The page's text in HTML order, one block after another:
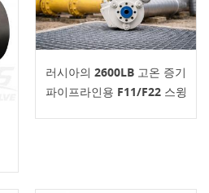
러시아의 2600LB 고온 증기
파이프라인용 F11/F22 스윙